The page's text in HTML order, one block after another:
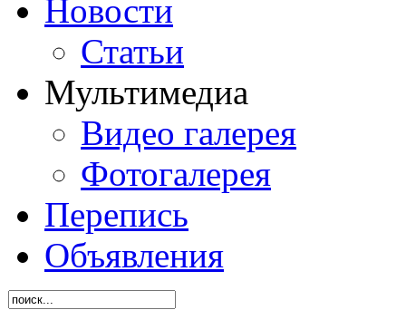
Новости
Статьи
Мультимедиа
Видео галерея
Фотогалерея
Перепись
Объявления